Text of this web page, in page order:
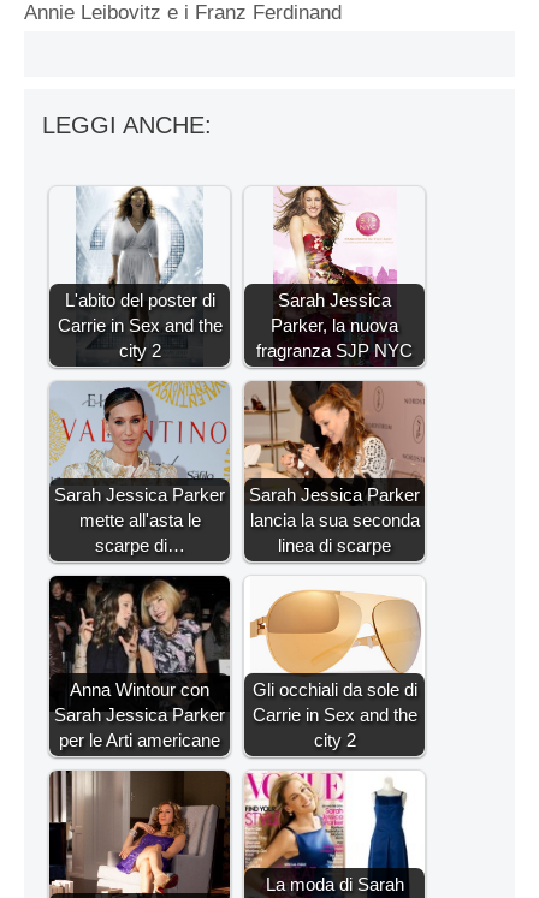
Annie Leibovitz e i Franz Ferdinand
LEGGI ANCHE:
L'abito del poster di
Carrie in Sex and the
city 2
Sarah Jessica
Parker, la nuova
fragranza SJP NYC
Sarah Jessica Parker
mette all'asta le
scarpe di…
Sarah Jessica Parker
lancia la sua seconda
linea di scarpe
Anna Wintour con
Sarah Jessica Parker
per le Arti americane
Gli occhiali da sole di
Carrie in Sex and the
city 2
La moda di Sarah